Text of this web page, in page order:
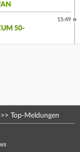
50-
15:49
Top-Meldungen